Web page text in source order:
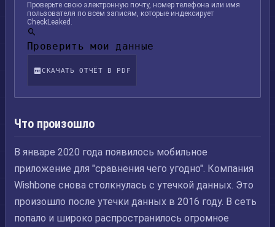
Проверьте свою электронную почту, номер телефона или имя
пользователя по всем записям, которые индексирует
CheckLeaked.
Проверить мои данные
СКАЧАТЬ ОТЧЁТ В PDF
Что произошло
В январе 2020 года появилось мобильное
приложение для "сравнения чего угодно". Компания
Wishbone снова столкнулась с утечкой данных. Это
произошло после утечки данных в 2016 году. В сеть
попало и широко распространилось огромное